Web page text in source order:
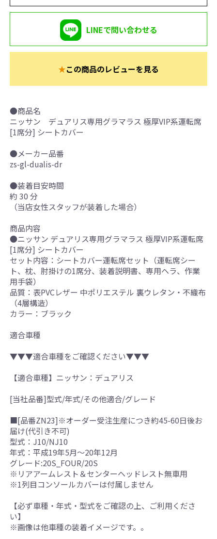
LINEで問い合わせる
★この商品のレビューを見る
●商品名
ニッサン デュアリス専用グラマラス 極厚VIP系運転席
[1席分] シートカバー
●メーカー品番
zs-gl-dualis-dr
●装着目安時間
約 30 分
（当店女性スタッフが装着した場合）
商品内容
●ニッサン デュアリス専用グラマラス 極厚VIP系運転席
[1席分] シートカバー
セット内容：シートカバー運転席セット（運転席シー
ト、枕、肘掛けの1席分、装着説明書、専用ヘラ、作業
用手袋）
品質：表PVCレザー 中ポリエステル 裏ウレタン・不織布
（4層構造）
カラー：ブラック
適合車種
▼▼▼適合車種をご確認ください▼▼▼
【適合車種】ニッサン：デュアリス
[当社品番]型式/年式/その他適合/グレード
■[品番ZN23]※オーダー受注生産につき約45-60日後お
届け(代引き不可)
型式：J10/NJ10
年式：平成19年5月～20年12月
グレード:20S_FOUR/20S
※リアアームレスト＆センターヘッドレスト無車用
※1列目コンソールカバーは付属しません
【必ず車種・年式・型式をご確認の上、ご利用くださ
い】
※画像は他車種の装着イメージです。。